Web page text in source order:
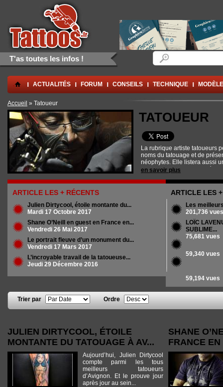
Aller au contenu principal
Skip to navigation
T'as toutes les infos !
. ACTUALITÉS FORUM CONSEILS TECHNIQUE
Vous êtes ici
Accueil » Tatoueur
TATOUEUR
La rubrique artiste tatoueurs
noms du tatouage et de
néophytes. Elle listera aussi
reconnus pour leur qualité
en savoir plus
ARTICLE LES + RÉCENTS
Julien Dirtycool, étoile montante du...
Mardi 17 Octobre 2017
Shane O’Neill en guest en France en...
Vendredi 26 Mai 2017
Le portrait fleuve d’un monument du...
Vendredi 17 Mars 2017
L’incroyable travail de la tatoueuse...
Jeudi 29 Décembre 2016
ARTICLE LES
Les
201,736 vues
LOÏC
SUBLIME...
75,681 vues
59,340 vues
59,194 vues
Trier par Ordre
JULIEN DIRTYCOOL, ÉTOILE
MONTANTE DU TATOUAGE À AV...
Aujourd’hui, Julien Dirtycool
compte parmi les tous
meilleurs tatoueurs
d’Avignon. Et le prouve jour
après jour au sein...
SHANE
FRANCE